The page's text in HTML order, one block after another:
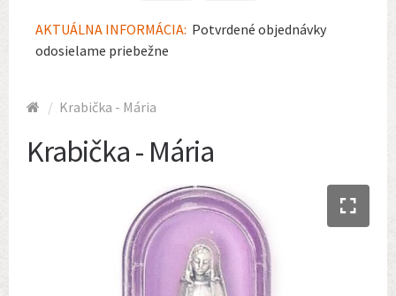
AKTUÁLNA INFORMÁCIA: Potvrdené objednávky
odosielame priebežne
Krabička - Mária
Krabička - Mária